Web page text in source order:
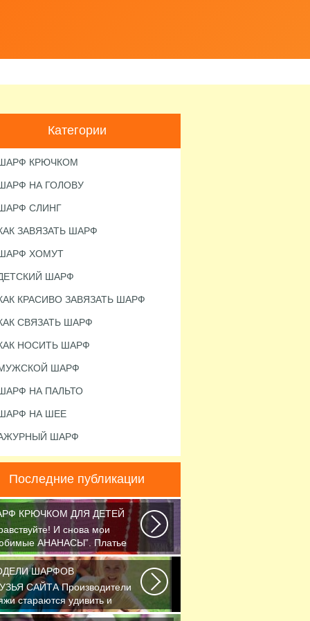
Категории
КРЮЧКОМ
НА ГОЛОВУ
СЛИНГ
ЗАВЯЗАТЬ ШАРФ
ХОМУТ
ШАРФ
КРАСИВО ЗАВЯЗАТЬ ШАРФ
СВЯЗАТЬ ШАРФ
НОСИТЬ ШАРФ
ШАРФ
НА ПАЛЬТО
НА ШЕЕ
ШАРФ
Последние публикации
КРЮЧКОМ ДЛЯ ДЕТЕЙ
И снова мои
АНАНАСЫ”. Платье
крючком 1.75...
ШАРФОВ
САЙТА Производители
стараются удивить и
труд вязальщицам...